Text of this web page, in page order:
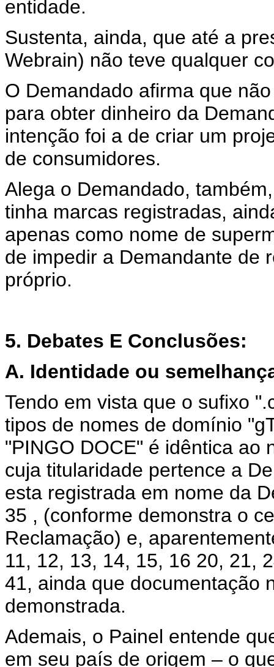
entidade.
Sustenta, ainda, que até a
Webrain) não teve qualquer
O Demandado afirma que
para obter dinheiro da
intenção foi a de criar um
de consumidores.
Alega o Demandado,
tinha marcas registradas,
apenas como nome de
de impedir a Demandante de
próprio.
5. Debates E Conclusões:
A. Identidade ou
Tendo em vista que o sufixo
tipos de nomes de domínio
"PINGO DOCE" é idêntica ao
cuja titularidade pertence a
esta registrada em nome da
35 , (conforme demonstra o
Reclamação) e,
11, 12, 13, 14, 15, 16 20, 21,
41, ainda que documentação
demonstrada.
Ademais, o Painel entende
em seu país de origem – o